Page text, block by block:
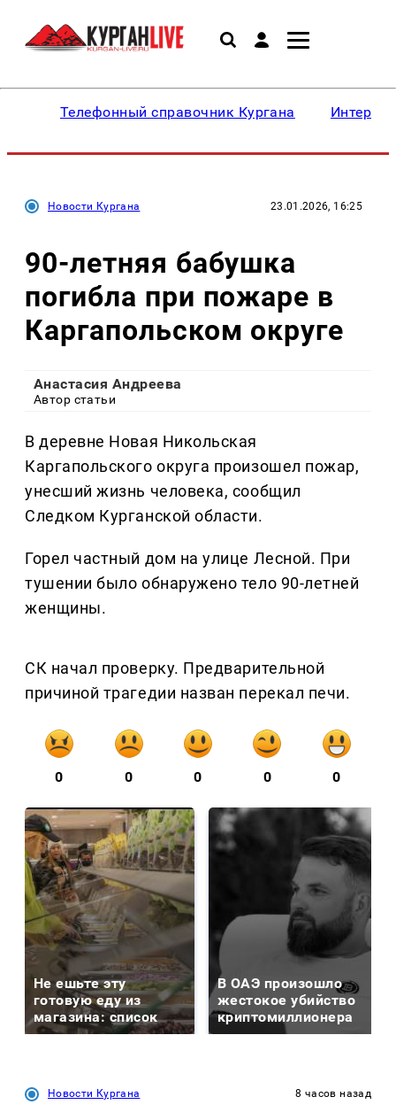
Телефонный справочник Кургана
Новости Кургана 23.01.2026, 16:25
90-летняя бабушка
погибла при пожаре в
Каргапольском округе
Анастасия Андреева
Автор статьи
В деревне Новая Никольская
Каргапольского округа произошел пожар,
унесший жизнь человека, сообщил
Следком Курганской области.
Горел частный дом на улице Лесной. При
тушении было обнаружено тело 90-летней
женщины.
СК начал проверку. Предварительной
причиной трагедии назван перекал печи.
0 0 0 0 0
Не ешьте эту
готовую еду из
магазина: список
В ОАЭ произошло
жестокое убийство
криптомиллионера
Новости Кургана 8 часов назад